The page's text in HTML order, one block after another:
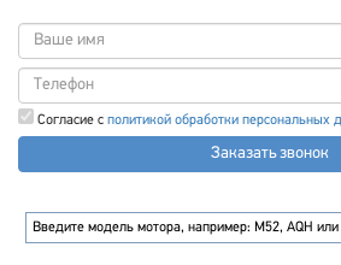
Согласие с политикой обработки персональных
Заказать звонок